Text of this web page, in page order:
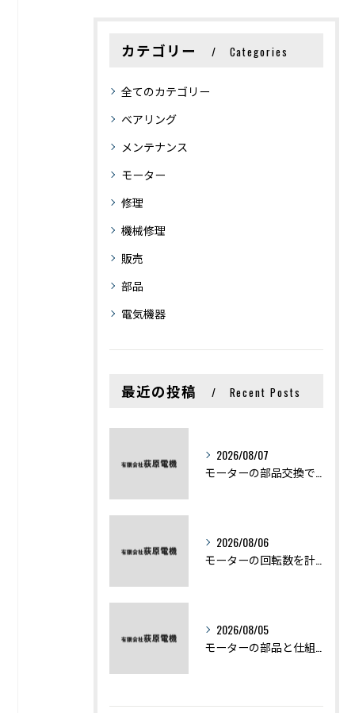
カテゴリー Categories
全てのカテゴリー
ベアリング
メンテナンス
モーター
修理
機械修理
販売
部品
電気機器
最近の投稿 Recent Posts
2026/08/07
2026/08/06
2026/08/05